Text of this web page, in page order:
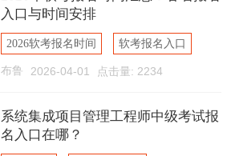
入口与时间安排
2026软考报名时间 软考报名入口
软考考试时间
布鲁 2026-04-01 点击量: 2234
系统集成项目管理工程师中级考试报
名入口在哪？